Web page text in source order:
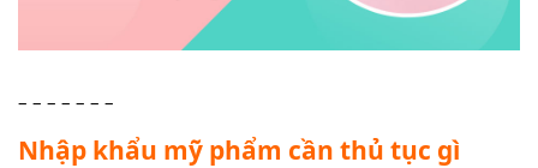
– – – – – – –
Nhập khẩu mỹ phẩm cần thủ tục gì